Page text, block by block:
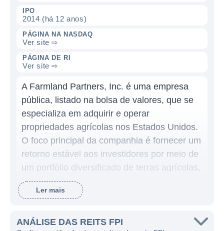
IPO
2014 (há 12 anos)
PÁGINA NA NASDAQ
Ver site ⇨
PÁGINA DE RI
Ver site ⇨
A Farmland Partners, Inc. é uma empresa
pública, listado na bolsa de valores, que se
especializa em adquirir e operar
propriedades agrícolas nos Estados Unidos.
O foco principal da companhia é fornecer um
retorno estável aos investidores por meio de
um portfólio diversificado de terras agrícolas,
destacando-se na tendência crescente de
investimento em ativos relacionados à
A Farmland Partners atua principalmente na
Ler mais
ANÁLISE DAS REITS FPI